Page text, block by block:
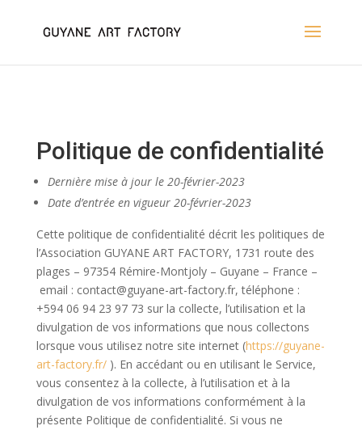
Politique de confidentialité
Dernière mise à jour le 20-février-2023
Date d’entrée en vigueur 20-février-2023
Cette politique de confidentialité décrit les politiques de
l’Association GUYANE ART FACTORY, 1731 route des
plages – 97354 Rémire-Montjoly – Guyane – France –
email : contact@guyane-art-factory.fr, téléphone :
+594 06 94 23 97 73 sur la collecte, l’utilisation et la
divulgation de vos informations que nous collectons
lorsque vous utilisez notre site internet (https://guyane-
art-factory.fr/ ). En accédant ou en utilisant le Service,
vous consentez à la collecte, à l’utilisation et à la
divulgation de vos informations conformément à la
présente Politique de confidentialité. Si vous ne